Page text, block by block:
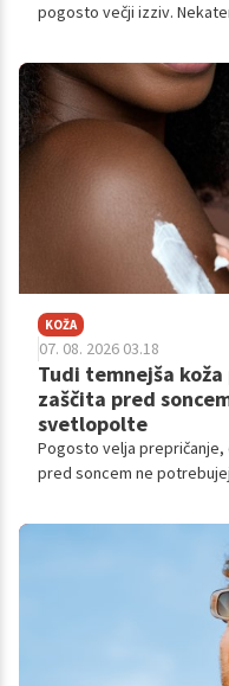
pogosto večji izziv.
manj pogosto, kot bi jih
KOŽA
07. 08. 2026 03.18
Tudi temnejša
zaščita pred
svetlopolte
Pogosto velja
pred soncem ne
opečejo. Vendar to ne